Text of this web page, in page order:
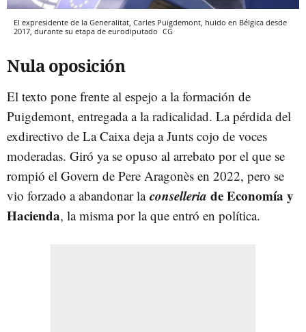
El expresidente de la Generalitat, Carles Puigdemont, huido en Bélgica desde
2017, durante su etapa de eurodiputado CG
Nula oposición
El texto pone frente al espejo a la formación de
Puigdemont, entregada a la radicalidad. La pérdida del
exdirectivo de La Caixa deja a Junts cojo de voces
moderadas. Giró ya se opuso al arrebato por el que se
rompió el Govern de Pere Aragonès en 2022, pero se
vio forzado a abandonar la conselleria de Economía y
Hacienda, la misma por la que entró en política.